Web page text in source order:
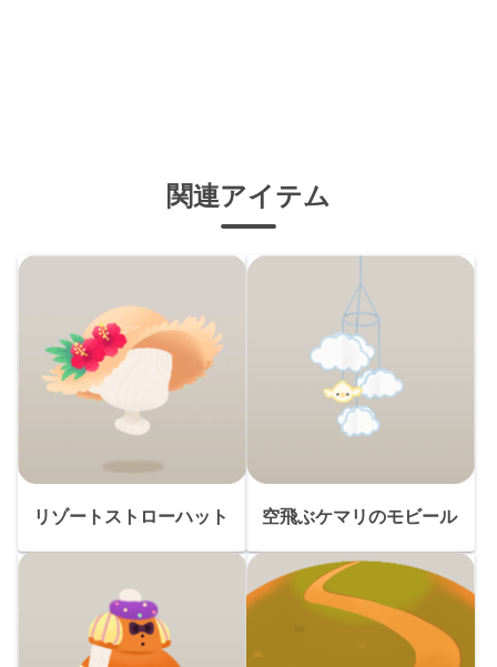
関連アイテム
リゾートストローハット 空飛ぶケマリのモビール